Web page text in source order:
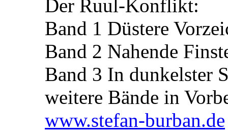
Der Ruul-Konflikt:
Band 1 Düstere
Band 2 Nahende
Band 3 In dunkelster
weitere Bände in
www.stefan-burban.de